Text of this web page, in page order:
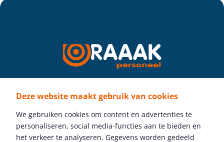
Deze website maakt gebruik van cookies
We gebruiken cookies om content en advertenties te
personaliseren, social media-functies aan te bieden en
het verkeer te analyseren. Gegevens worden gedeeld
Volg ons